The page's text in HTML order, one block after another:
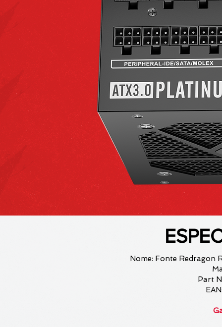
Nome: Fonte Redragon
Part